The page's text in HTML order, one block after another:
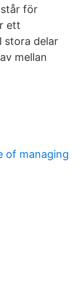
för
ett
stora delar
mellan
of managing